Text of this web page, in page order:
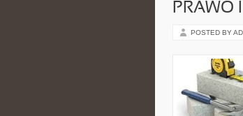
PRAWO
POSTED BY